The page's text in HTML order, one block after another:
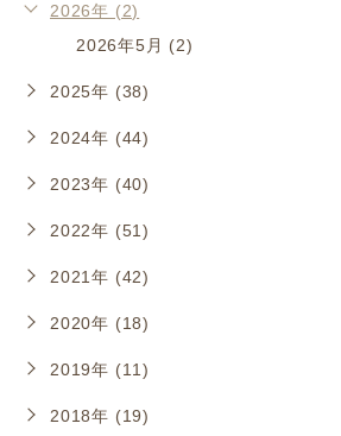
2026年 (2)
2026年5月 (2)
2025年 (38)
2024年 (44)
2023年 (40)
2022年 (51)
2021年 (42)
2020年 (18)
2019年 (11)
2018年 (19)